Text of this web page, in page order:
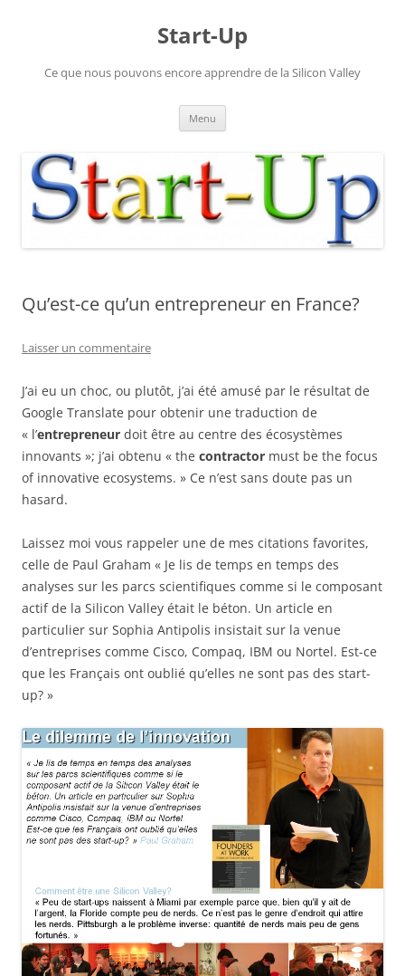
Start-Up
Ce que nous pouvons encore apprendre de la Silicon Valley
Menu
Qu’est-ce qu’un entrepreneur en France?
Laisser un commentaire
J’ai eu un choc, ou plutôt, j’ai été amusé par le résultat de
Google Translate pour obtenir une traduction de
« l’entrepreneur doit être au centre des écosystèmes
innovants »; j’ai obtenu « the contractor must be the focus
of innovative ecosystems. » Ce n’est sans doute pas un
hasard.
Laissez moi vous rappeler une de mes citations favorites,
celle de Paul Graham « Je lis de temps en temps des
analyses sur les parcs scientifiques comme si le composant
actif de la Silicon Valley était le béton. Un article en
particulier sur Sophia Antipolis insistait sur la venue
d’entreprises comme Cisco, Compaq, IBM ou Nortel. Est-ce
que les Français ont oublié qu’elles ne sont pas des start-
up? »